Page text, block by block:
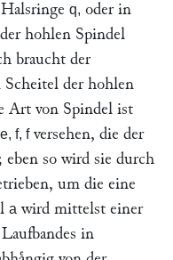
q, oder in
hohlen Spindel
braucht der
der hohlen
Art von Spindel ist
f, fversehen, die der
so wird sie durch
um die eine
a wird mittelst einer
in